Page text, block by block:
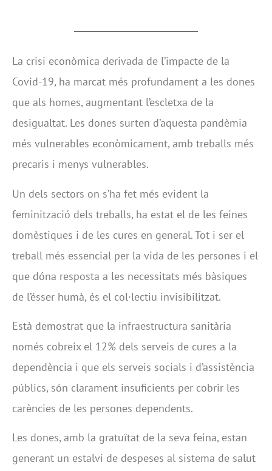
La crisi econòmica derivada de l’impacte de la
Covid-19, ha marcat més profundament a les dones
que als homes, augmentant l’escletxa de la
desigualtat. Les dones surten d’aquesta pandèmia
més vulnerables econòmicament, amb treballs més
precaris i menys vulnerables.
Un dels sectors on s’ha fet més evident la
feminització dels treballs, ha estat el de les feines
domèstiques i de les cures en general. Tot i ser el
treball més essencial per la vida de les persones i el
que dóna resposta a les necessitats més bàsiques
de l’ésser humà, és el col·lectiu invisibilitzat.
Està demostrat que la infraestructura sanitària
només cobreix el 12% dels serveis de cures a la
dependència i que els serveis socials i d’assistència
públics, són clarament insuficients per cobrir les
carències de les persones dependents.
Les dones, amb la gratuïtat de la seva feina, estan
generant un estalvi de despeses al sistema de salut